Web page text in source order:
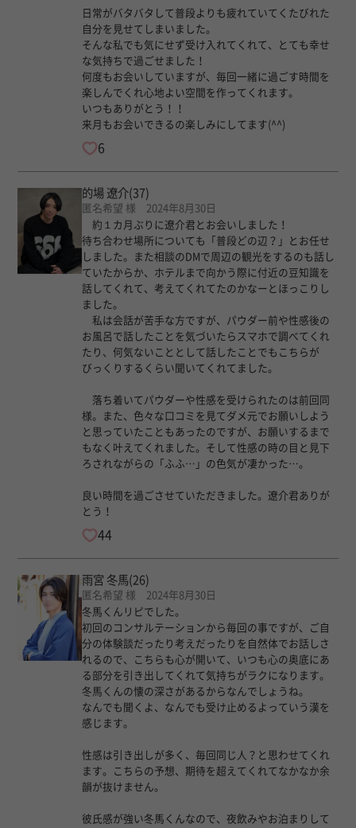
日常がバタバタして普段よりも疲れていてくたびれた
自分を見せてしまいました。
そんな私でも気にせず受け入れてくれて、とても幸せ
な気持ちで過ごせました！
何度もお会いしていますが、毎回一緒に過ごす時間を
楽しんでくれ心地よい空間を作ってくれます。
いつもありがとう！！
来月もお会いできるの楽しみにしてます(^^)
6
的場 遼介(37)
匿名希望 様 2024年8月30日
約１カ月ぶりに遼介君とお会いしました！
待ち合わせ場所についても「普段どの辺？」とお任せ
しました。また相談のDMで周辺の観光をするのも話し
ていたからか、ホテルまで向かう際に付近の豆知識を
話してくれて、考えてくれてたのかなーとほっこりし
ました。
私は会話が苦手な方ですが、パウダー前や性感後の
お風呂で話したことを気づいたらスマホで調べてくれ
たり、何気ないこととして話したことでもこちらが
びっくりするくらい聞いてくれてました。
落ち着いてパウダーや性感を受けられたのは前回同
様。また、色々な口コミを見てダメ元でお願いしよう
と思っていたこともあったのですが、お願いするまで
もなく叶えてくれました。そして性感の時の目と見下
ろされながらの「ふふ…」の色気が凄かった…。
良い時間を過ごさせていただきました。遼介君ありが
とう！
44
雨宮 冬馬(26)
匿名希望 様 2024年8月30日
冬馬くんリピでした。
初回のコンサルテーションから毎回の事ですが、ご自
分の体験談だったり考えだったりを自然体でお話しさ
れるので、こちらも心が開いて、いつも心の奥底にあ
る部分を引き出してくれて気持ちがラクになります。
冬馬くんの懐の深さがあるからなんでしょうね。
なんでも聞くよ、なんでも受け止めるよっていう漢を
感じます。
性感は引き出しが多く、毎回同じ人？と思わせてくれ
ます。こちらの予想、期待を超えてくれてなかなか余
韻が抜けません。
彼氏感が強い冬馬くんなので、夜飲みやお泊まりして